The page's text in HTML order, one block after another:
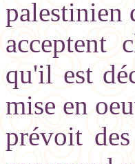
palestinien
acceptent
qu'il est
mise en
prévoit